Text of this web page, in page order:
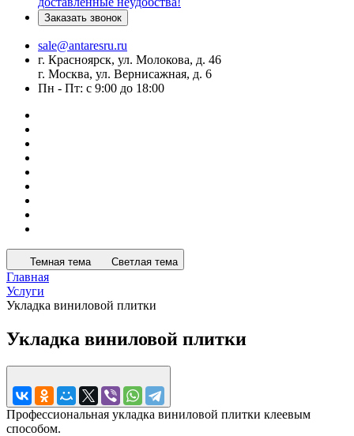
Заказать звонок
sale@antaresru.ru
г. Красноярск, ул. Молокова, д. 46
г. Москва, ул. Вернисажная, д. 6
Пн - Пт: с 9:00 до 18:00
Темная тема Светлая тема
Главная
Услуги
Укладка виниловой плитки
Укладка виниловой плитки
Профессиональная укладка виниловой плитки клеевым
способом.